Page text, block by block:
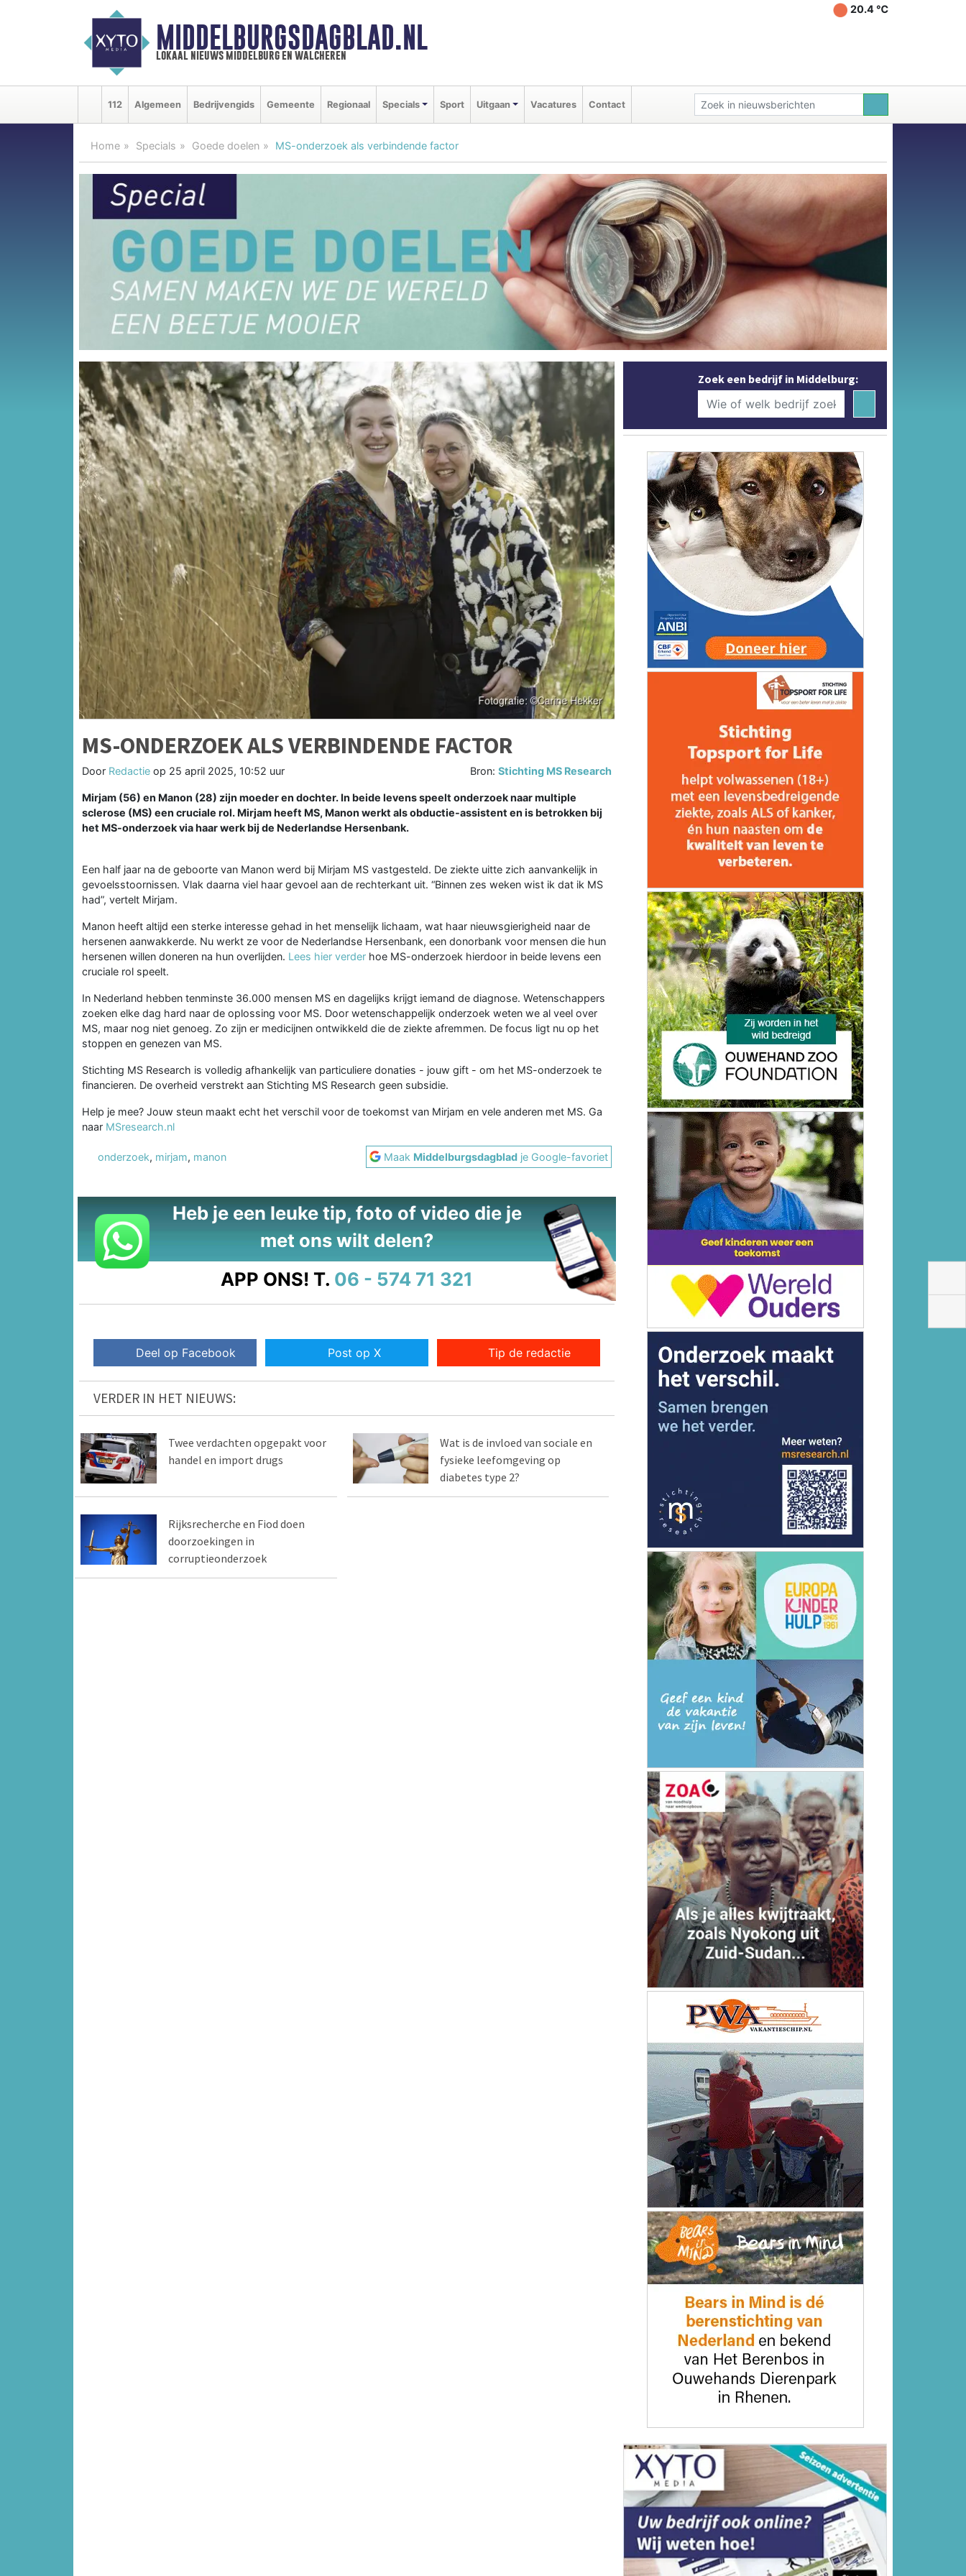
MIDDELBURGSDAGBLAD.NL
lokaal nieuws middelburg en walcheren
20.4 ℃
112 Algemeen Bedrijvengids Gemeente Regionaal Specials Sport Uitgaan Vacatures Contact
Home Specials Goede doelen MS-onderzoek als verbindende factor
MS-ONDERZOEK ALS VERBINDENDE FACTOR
Door Redactie op 25 april 2025, 10:52 uur Bron:Stichting MS Research
Mirjam (56) en Manon (28) zijn moeder en dochter. In beide levens speelt onderzoek naar multiple
sclerose (MS) een cruciale rol. Mirjam heeft MS, Manon werkt als obductie-assistent en is betrokken bij
het MS-onderzoek via haar werk bij de Nederlandse Hersenbank.
Een half jaar na de geboorte van Manon werd bij Mirjam MS vastgesteld. De ziekte uitte zich aanvankelijk in
gevoelsstoornissen. Vlak daarna viel haar gevoel aan de rechterkant uit. “Binnen zes weken wist ik dat ik MS
had”, vertelt Mirjam.
Manon heeft altijd een sterke interesse gehad in het menselijk lichaam, wat haar nieuwsgierigheid naar de
hersenen aanwakkerde. Nu werkt ze voor de Nederlandse Hersenbank, een donorbank voor mensen die hun
hersenen willen doneren na hun overlijden. Lees hier verder hoe MS-onderzoek hierdoor in beide levens een
cruciale rol speelt.
In Nederland hebben tenminste 36.000 mensen MS en dagelijks krijgt iemand de diagnose. Wetenschappers
zoeken elke dag hard naar de oplossing voor MS. Door wetenschappelijk onderzoek weten we al veel over
MS, maar nog niet genoeg. Zo zijn er medicijnen ontwikkeld die de ziekte afremmen. De focus ligt nu op het
stoppen en genezen van MS.
Stichting MS Research is volledig afhankelijk van particuliere donaties - jouw gift - om het MS-onderzoek te
financieren. De overheid verstrekt aan Stichting MS Research geen subsidie.
Help je mee? Jouw steun maakt echt het verschil voor de toekomst van Mirjam en vele anderen met MS. Ga
naar MSresearch.nl
onderzoek, mirjam, manon Maak Middelburgsdagblad je Google-favoriet
Heb je een leuke tip, foto of video die je
met ons wilt delen?
APP ONS! T. 06 - 574 71 321
Deel op Facebook Post op X Tip de redactie
VERDER IN HET NIEUWS:
Twee verdachten opgepakt voor
handel en import drugs
Wat is de invloed van sociale en
fysieke leefomgeving op
diabetes type 2?
Rijksrecherche en Fiod doen
doorzoekingen in
corruptieonderzoek
Zoek een bedrijf in Middelburg: